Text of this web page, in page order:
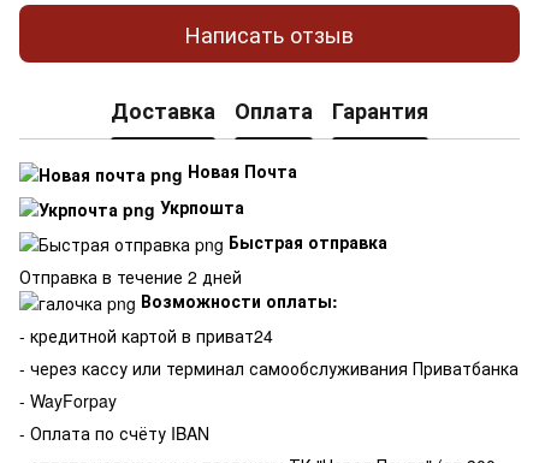
Написать отзыв
Доставка Оплата Гарантия
Новая Почта
Укрпошта
Быстрая отправка
Отправка в течение 2 дней
Возможности оплаты:
- кредитной картой в приват24
- через кассу или терминал самообслуживания Приватбанка
- WayForpay
- Оплата по счёту IBAN